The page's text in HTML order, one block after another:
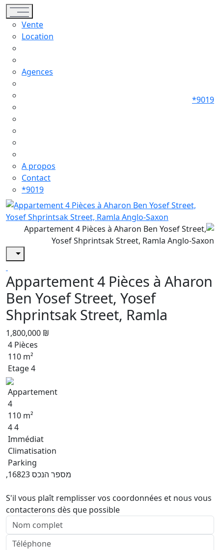
Toggle navigation
Vente
Location
Agences
A propos
Contact
*9019
*9019
Appartement 4 Pièces à Aharon
Ben Yosef Street, Yosef
Shprintsak Street, Ramla
1,800,000 ₪
4 Pièces
110 m²
Etage 4
Appartement
4
110 m²
4 4
Immédiat
Climatisation
Parking
,מספר הנכס 16823
S'il vous plaît remplisser vos coordonnées et nous vous
contacterons dès que possible